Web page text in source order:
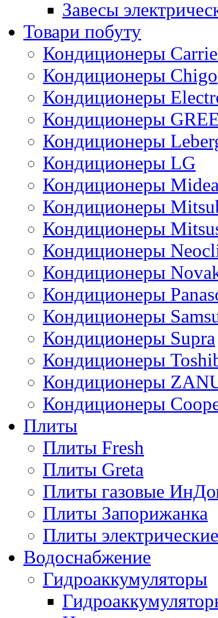
Завесы
Товари побуту
Кондиционеры
Кондиционеры Chigo
Кондиционеры
Кондиционеры
Кондиционеры
Кондиционеры LG
Кондиционеры
Кондиционеры
Кондиционеры
Кондиционеры
Кондиционеры
Кондиционеры
Кондиционеры
Кондиционеры Supra
Кондиционеры
Кондиционеры
Кондиционеры
Плиты
Плиты Fresh
Плиты Greta
Плиты газовые
Плиты Запорижанка
Плиты
Водоснабжение
Гидроаккумуляторы